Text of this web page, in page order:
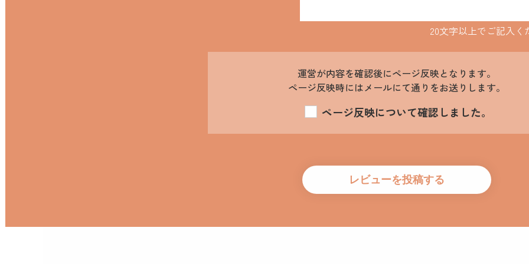
20文字以上でご記入く
運営が内容を確認後にページ反映となります。
ページ反映時にはメールにて通りをお送りします。
ページ反映について確認しました。